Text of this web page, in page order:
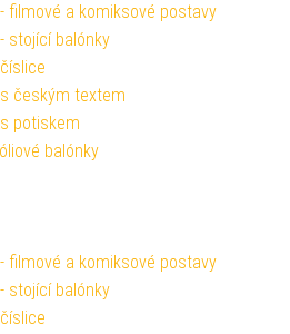
filmové a komiksové postavy
stojící balónky
českým textem
potiskem
balónky
filmové a komiksové postavy
stojící balónky